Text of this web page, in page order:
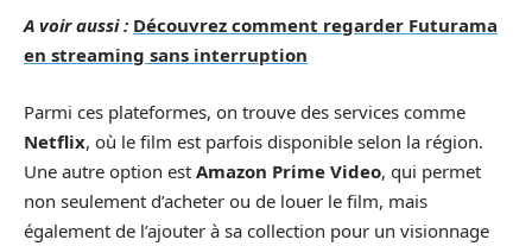
A voir aussi : Découvrez comment regarder Futurama
en streaming sans interruption
Parmi ces plateformes, on trouve des services comme
Netflix, où le film est parfois disponible selon la région.
Une autre option est Amazon Prime Video, qui permet
non seulement d’acheter ou de louer le film, mais
également de l’ajouter à sa collection pour un visionnage